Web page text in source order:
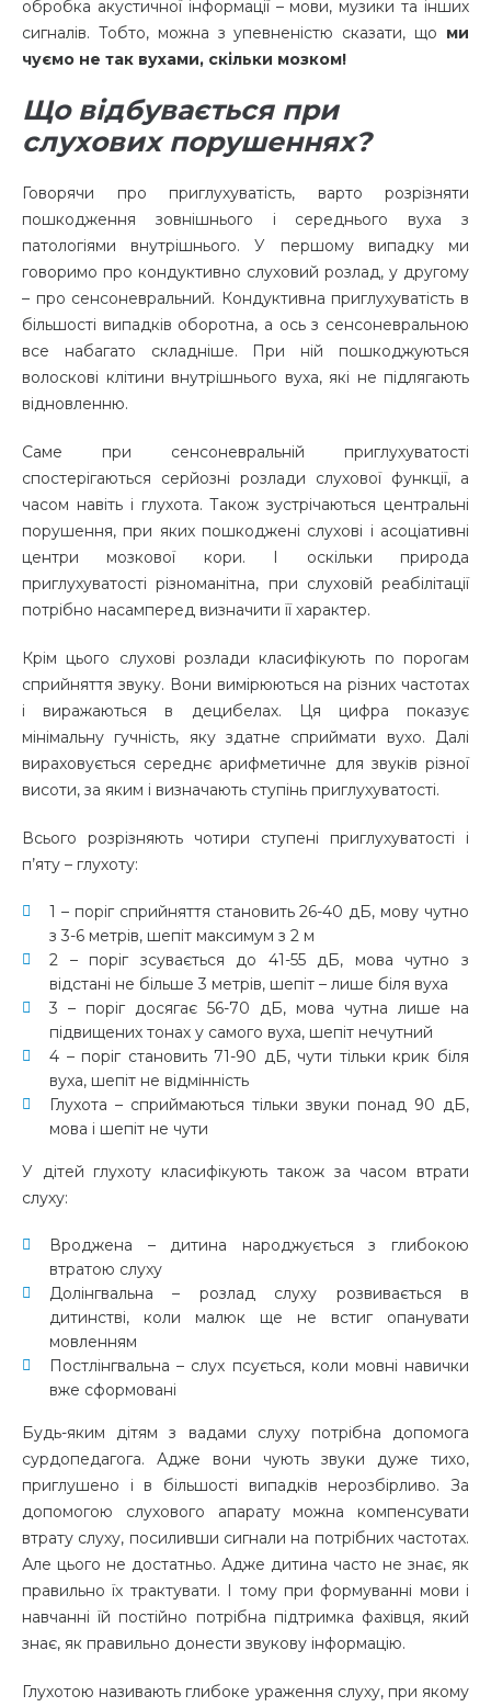
обробка акустичної інформації – мови, музики та інших
сигналів. Тобто, можна з упевненістю сказати, що ми
чуємо не так вухами, скільки мозком!
Що відбувається при
слухових порушеннях?
Говорячи про приглухуватість, варто розрізняти
пошкодження зовнішнього і середнього вуха з
патологіями внутрішнього. У першому випадку ми
говоримо про кондуктивно слуховий розлад, у другому
– про сенсоневральний. Кондуктивна приглухуватість в
більшості випадків оборотна, а ось з сенсоневральною
все набагато складніше. При ній пошкоджуються
волоскові клітини внутрішнього вуха, які не підлягають
відновленню.
Саме при сенсоневральній приглухуватості
спостерігаються серйозні розлади слухової функції, а
часом навіть і глухота. Також зустрічаються центральні
порушення, при яких пошкоджені слухові і асоціативні
центри мозкової кори. І оскільки природа
приглухуватості різноманітна, при слуховій реабілітації
потрібно насамперед визначити її характер.
Крім цього слухові розлади класифікують по порогам
сприйняття звуку. Вони вимірюються на різних частотах
і виражаються в децибелах. Ця цифра показує
мінімальну гучність, яку здатне сприймати вухо. Далі
вираховується середнє арифметичне для звуків різної
висоти, за яким і визначають ступінь приглухуватості.
Всього розрізняють чотири ступені приглухуватості і
п’яту – глухоту:
1 – поріг сприйняття становить 26-40 дБ, мову чутно
з 3-6 метрів, шепіт максимум з 2 м
2 – поріг зсувається до 41-55 дБ, мова чутно з
відстані не більше 3 метрів, шепіт – лише біля вуха
3 – поріг досягає 56-70 дБ, мова чутна лише на
підвищених тонах у самого вуха, шепіт нечутний
4 – поріг становить 71-90 дБ, чути тільки крик біля
вуха, шепіт не відмінність
Глухота – сприймаються тільки звуки понад 90 дБ,
мова і шепіт не чути
У дітей глухоту класифікують також за часом втрати
слуху:
Вроджена – дитина народжується з глибокою
втратою слуху
Долінгвальна – розлад слуху розвивається в
дитинстві, коли малюк ще не встиг опанувати
мовленням
Постлінгвальна – слух псується, коли мовні навички
вже сформовані
Будь-яким дітям з вадами слуху потрібна допомога
сурдопедагога. Адже вони чують звуки дуже тихо,
приглушено і в більшості випадків нерозбірливо. За
допомогою слухового апарату можна компенсувати
втрату слуху, посиливши сигнали на потрібних частотах.
Але цього не достатньо. Адже дитина часто не знає, як
правильно їх трактувати. І тому при формуванні мови і
навчанні їй постійно потрібна підтримка фахівця, який
знає, як правильно донести звукову інформацію.
Глухотою називають глибоке ураження слуху, при якому